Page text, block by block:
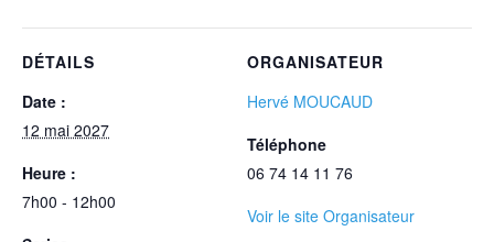
DÉTAILS
Date :
12 mai 2027
Heure :
7h00 - 12h00
ORGANISATEUR
Hervé MOUCAUD
Téléphone
06 74 14 11 76‬
Voir le site Organisateur